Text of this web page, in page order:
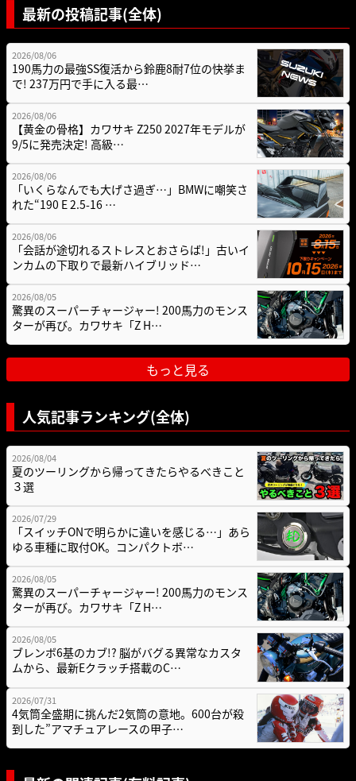
最新の投稿記事(全体)
2026/08/06
190馬力の最強SS復活から鈴鹿8耐7位の快挙ま
で! 237万円で手に入る最…
2026/08/06
【黄金の骨格】カワサキ Z250 2027年モデルが
9/5に発売決定! 高級…
2026/08/06
「いくらなんでも大げさ過ぎ…」BMWに嘲笑さ
れた“190 E 2.5-16 …
2026/08/06
「会話が途切れるストレスとおさらば!」古いイ
ンカムの下取りで最新ハイブリッド…
2026/08/05
驚異のスーパーチャージャー! 200馬力のモンス
ターが再び。カワサキ「Z H…
もっと見る
人気記事ランキング(全体)
2026/08/04
夏のツーリングから帰ってきたらやるべきこと
３選
2026/07/29
「スイッチONで明らかに違いを感じる…」あら
ゆる車種に取付OK。コンパクトボ…
2026/08/05
驚異のスーパーチャージャー! 200馬力のモンス
ターが再び。カワサキ「Z H…
2026/08/05
ブレンボ6基のカブ!? 脳がバグる異常なカスタ
ムから、最新Eクラッチ搭載のC…
2026/07/31
4気筒全盛期に挑んだ2気筒の意地。600台が殺
到した”アマチュアレースの甲子…